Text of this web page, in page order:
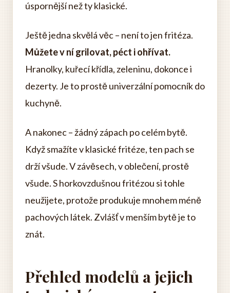
úspornější než ty klasické.
Ještě jedna skvělá věc – není to jen fritéza.
Můžete v ní grilovat, péct i ohřívat.
Hranolky, kuřecí křídla, zeleninu, dokonce i
dezerty. Je to prostě univerzální pomocník do
kuchyně.
A nakonec – žádný zápach po celém bytě.
Když smažíte v klasické fritéze, ten pach se
drží všude. V závěsech, v oblečení, prostě
všude. S horkovzdušnou fritézou si tohle
neužijete, protože produkuje mnohem méně
pachových látek. Zvlášť v menším bytě je to
znát.
Přehled modelů a jejich